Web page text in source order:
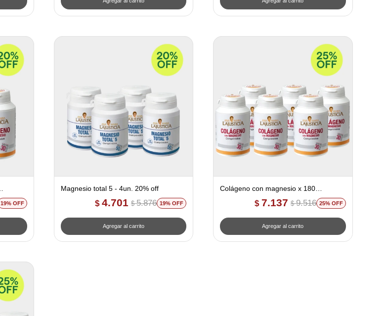
19
Magnesio total 5 - 4un. 20% off
$ 4.701 $ 5.876 19
Colágeno con magnesio x 180
comprimidos - 6un. 25% off
$ 7.137 $ 9.516 25